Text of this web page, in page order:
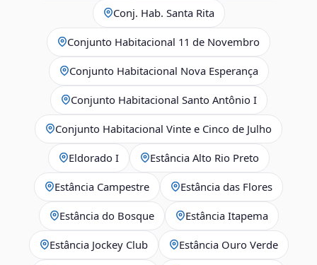
Conj. Hab. Santa Rita
Conjunto Habitacional 11 de Novembro
Conjunto Habitacional Nova Esperança
Conjunto Habitacional Santo Antônio I
Conjunto Habitacional Vinte e Cinco de Julho
Eldorado I Estância Alto Rio Preto
Estância Campestre Estância das Flores
Estância do Bosque Estância Itapema
Estância Jockey Club Estância Ouro Verde